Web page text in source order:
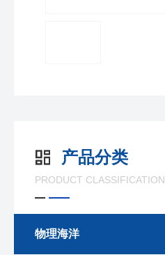
产品分类
PRODUCT CLASSIFICATION
物理海洋